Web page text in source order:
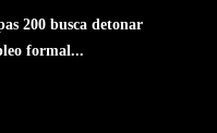
200 busca detonar
formal...